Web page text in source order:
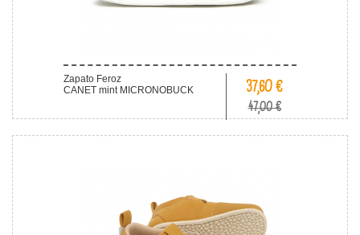
Zapato Feroz
CANET mint MICRONOBUCK
37,60 €
47,00 €